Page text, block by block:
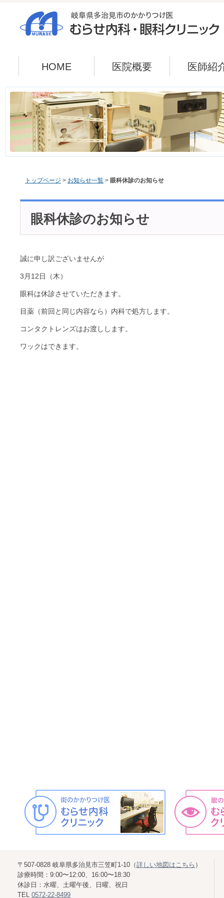
HOME 医院概要 医師紹
トップページ > お知らせ一覧 > 眼科休診のお知らせ
眼科休診のお知らせ
誠に申し訳ございませんが
3月12日（木）
眼科は休診させていただきます。
目薬（前回と同じ内容なら）内科で処方します。
コンタクトレンズはお渡しします。
ワックはできます。
〒507-0828 岐阜県多治見市三笠町1-10（詳しい地図はこちら ）
診療時間：9:00〜12:00、16:00〜18:30
休診日：水曜、土曜午後、日曜、祝日
TEL 0572-22-8499